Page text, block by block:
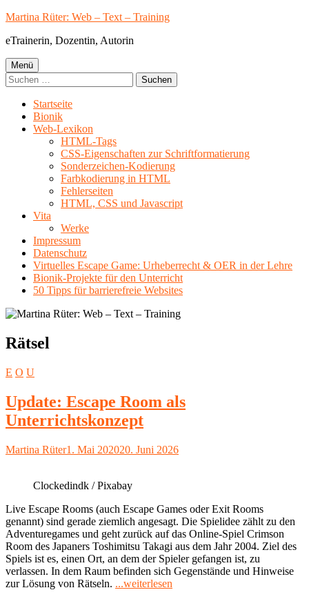
Springe
Inhalt
Martina Rüter: Web – Text – Training
eTrainerin, Dozentin, Autorin
Primäres
Menü
Menü
Suchen
nach:
Startseite
Bionik
Web-Lexikon
HTML-Tags
CSS-Eigenschaften zur Schriftformatierung
Sonderzeichen-Kodierung
Farbkodierung in HTML
Fehlerseiten
HTML, CSS und Javascript
Vita
Werke
Impressum
Datenschutz
Virtuelles Escape Game: Urheberrecht & OER in der Lehre
Bionik-Projekte für den Unterricht
50 Tipps für barrierefreie Websites
Schlagwort:
Rätsel
E O U
Update: Escape Room als
Unterrichtskonzept
Autor
Martina RüterVeröffentlicht
1. Mai 202020. Juni 2026
Clockedindk / Pixabay
Live Escape Rooms (auch Escape Games oder Exit Rooms
genannt) sind gerade ziemlich angesagt. Die Spielidee zählt zu den
Adventuregames und geht zurück auf das Online-Spiel Crimson
Room des Japaners Toshimitsu Takagi aus dem Jahr 2004. Ziel des
Spiels ist es, einen Ort, an dem der Spieler gefangen ist, zu
verlassen. In dem Raum befinden sich Gegenstände und Hinweise
zur Lösung von Rätseln. ...weiterlesen